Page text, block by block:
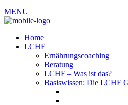
MENU
Home
LCHF
Ernährungscoaching
Beratung
LCHF – Was ist das?
Basiswissen: Die LCHF